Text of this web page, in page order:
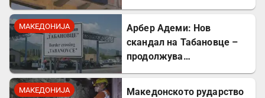
МАКЕДОНИЈА
Арбер Адеми: Нов
скандал на Табановце –
продолжува
МАКЕДОНИЈА
Македонското рударство